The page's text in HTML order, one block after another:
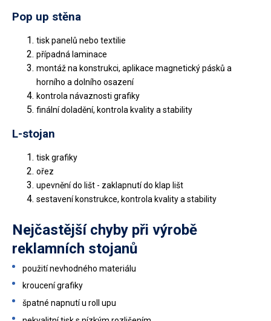
Pop up stěna
tisk panelů nebo textilie
případná laminace
montáž na konstrukci, aplikace magnetický pásků a
horního a dolního osazení
kontrola návaznosti grafiky
finální doladění, kontrola kvality a stability
L-stojan
tisk grafiky
ořez
upevnění do lišt - zaklapnutí do klap lišt
sestavení konstrukce, kontrola kvality a stability
Nejčastější chyby při výrobě
reklamních stojanů
použití nevhodného materiálu
kroucení grafiky
špatné napnutí u roll upu